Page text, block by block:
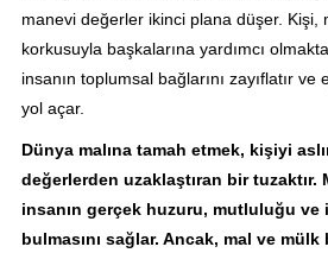
manevi değerler ikinci plana düşer. Kişi,
korkusuyla başkalarına yardımcı
insanın toplumsal bağlarını zayıflatır
yol açar.
Dünya malına tamah etmek, kişiyi
değerlerden uzaklaştıran bir tuzaktır.
insanın gerçek huzuru, mutluluğu
bulmasını sağlar. Ancak, mal ve mülk